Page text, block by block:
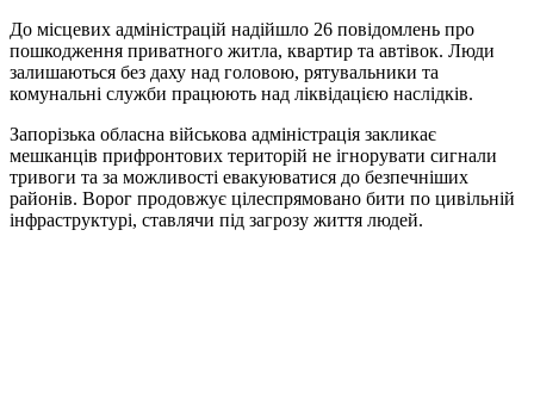
До місцевих адміністрацій надійшло 26 повідомлень про
пошкодження приватного житла, квартир та автівок. Люди
залишаються без даху над головою, рятувальники та
комунальні служби працюють над ліквідацією наслідків.
Запорізька обласна військова адміністрація закликає
мешканців прифронтових територій не ігнорувати сигнали
тривоги та за можливості евакуюватися до безпечніших
районів. Ворог продовжує цілеспрямовано бити по цивільній
інфраструктурі, ставлячи під загрозу життя людей.